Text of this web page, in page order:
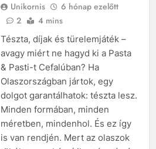
Unikornis
6 hónap ezelőtt
2
4 mins
Tészta, díjak és türelemjáték –
avagy miért ne hagyd ki a Pasta
& Pasti-t Cefalúban? Ha
Olaszországban jártok, egy
dolgot garantálhatok: tészta lesz.
Minden formában, minden
méretben, mindenhol. És ez így
is van rendjén. Mert az olaszok